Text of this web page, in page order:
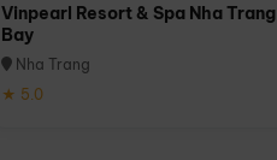
Vinpearl Resort & Spa Nha Trang
Bay
Nha Trang
★ 5.0